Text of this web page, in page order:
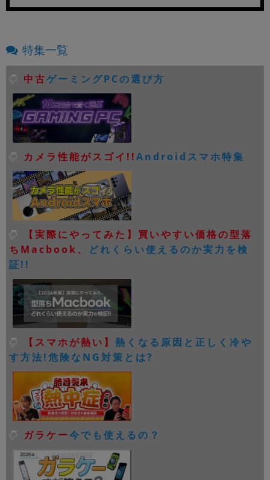
特集一覧
中古ゲーミングPCの選び方
カメラ性能がスゴイ!!Androidスマホ特集
【実際にやってみた】買いやすい価格の型落
ちMacbook、 どれくらい使えるのか実力を検
証!!
【スマホが熱い】 熱くなる原因と正しく冷や
す方法!危険なNG対策とは?
ガラケー今でも使えるの？